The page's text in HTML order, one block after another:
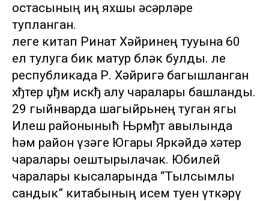
остасының иң яхшы әсәрләре
тупланган.
Әлеге китап Ринат Хәйринең тууына 60
ел тулуга бик матур бләк булды. Әле
республикада Р. Хәйригә багышланган
хђтер џђм искђ алу чаралары башланды.
29 гыйнварда шагыйрьнең туган ягы
Илеш районыныћ Њрмђт авылында
һәм район үзәге Югары Яркәйдә хәтер
чаралары оештырылачак. Юбилей
чаралары кысаларында “Тылсымлы
сандык” китабының исем туен үткәрү